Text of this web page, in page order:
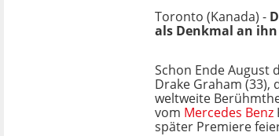
Toronto (Kanada) -
als Denkmal an
Schon Ende August
Drake Graham
weltweite
vom Mercedes Benz
später Premiere